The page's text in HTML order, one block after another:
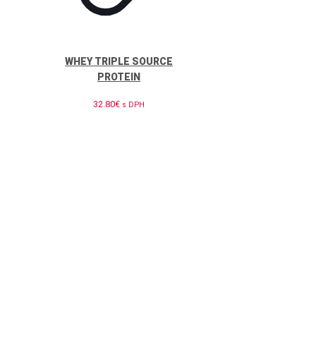
WHEY TRIPLE SOURCE
PROTEIN
32.80€ s DPH